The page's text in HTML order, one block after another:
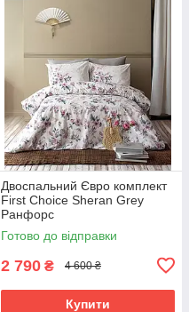
Двоспальний Євро комплект
First Choice Sheran Grey
Ранфорс
Готово до відправки
2 790 ₴ 4 600 ₴
Купити